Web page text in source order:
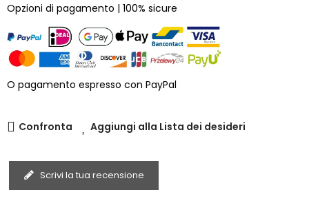
Opzioni di pagamento | 100% sicure
O pagamento espresso con PayPal
Confronta Aggiungi alla Lista dei desideri
Scrivi la tua recensione